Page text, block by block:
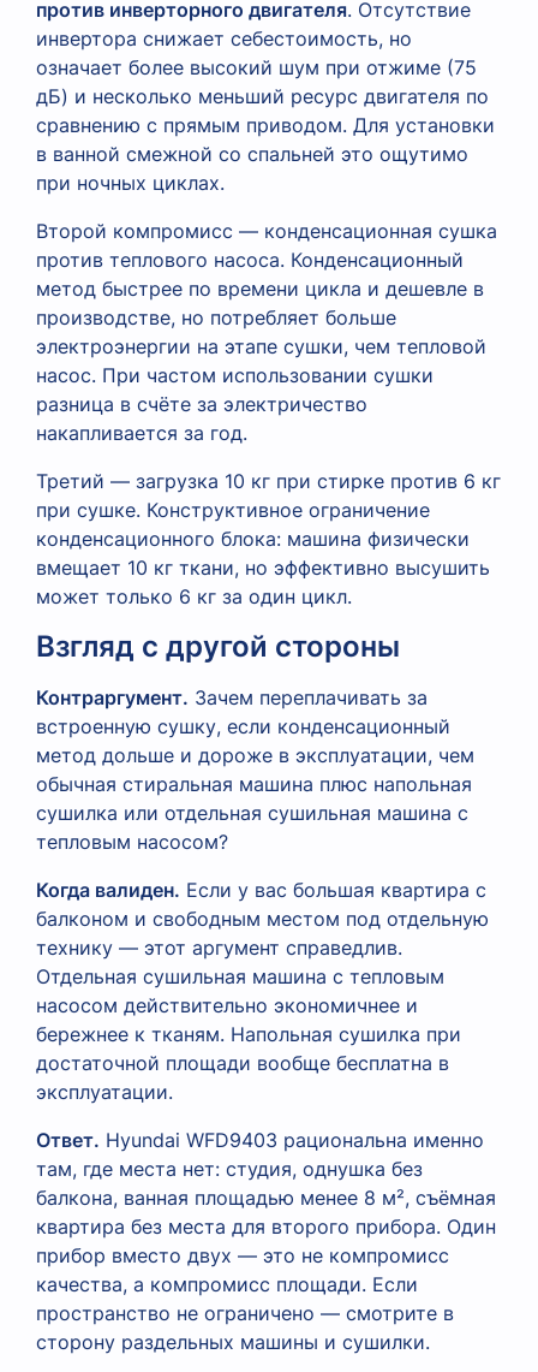
против инверторного двигателя. Отсутствие
инвертора снижает себестоимость, но
означает более высокий шум при отжиме (75
дБ) и несколько меньший ресурс двигателя по
сравнению с прямым приводом. Для установки
в ванной смежной со спальней это ощутимо
при ночных циклах.
Второй компромисс — конденсационная сушка
против теплового насоса. Конденсационный
метод быстрее по времени цикла и дешевле в
производстве, но потребляет больше
электроэнергии на этапе сушки, чем тепловой
насос. При частом использовании сушки
разница в счёте за электричество
накапливается за год.
Третий — загрузка 10 кг при стирке против 6 кг
при сушке. Конструктивное ограничение
конденсационного блока: машина физически
вмещает 10 кг ткани, но эффективно высушить
может только 6 кг за один цикл.
Взгляд с другой стороны
Контраргумент. Зачем переплачивать за
встроенную сушку, если конденсационный
метод дольше и дороже в эксплуатации, чем
обычная стиральная машина плюс напольная
сушилка или отдельная сушильная машина с
тепловым насосом?
Когда валиден. Если у вас большая квартира с
балконом и свободным местом под отдельную
технику — этот аргумент справедлив.
Отдельная сушильная машина с тепловым
насосом действительно экономичнее и
бережнее к тканям. Напольная сушилка при
достаточной площади вообще бесплатна в
эксплуатации.
Ответ. Hyundai WFD9403 рациональна именно
там, где места нет: студия, однушка без
балкона, ванная площадью менее 8 м², съёмная
квартира без места для второго прибора. Один
прибор вместо двух — это не компромисс
качества, а компромисс площади. Если
пространство не ограничено — смотрите в
сторону раздельных машины и сушилки.